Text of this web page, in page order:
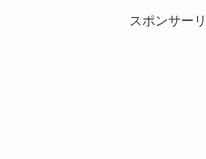
スポンサー